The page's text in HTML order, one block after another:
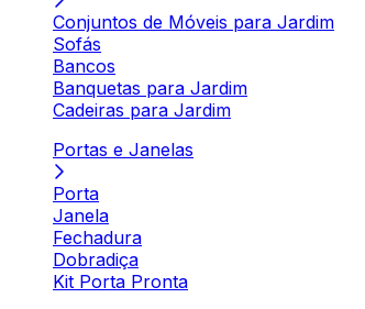
Conjuntos de Móveis para Jardim
Sofás
Bancos
Banquetas para Jardim
Cadeiras para Jardim
Portas e Janelas
Porta
Janela
Fechadura
Dobradiça
Kit Porta Pronta